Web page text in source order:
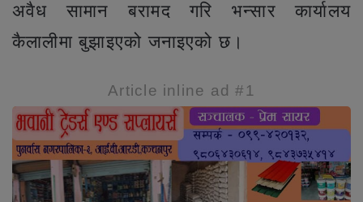
अवैध सामान बरामद गरि भन्सार कार्यालय
कैलालीमा बुझाइएको जनाइएको छ।
Article inline ad #1